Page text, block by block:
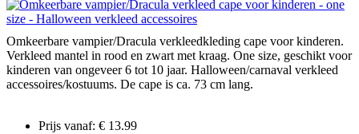
Omkeerbare vampier/Dracula verkleedkleding cape voor kinderen.
Verkleed mantel in rood en zwart met kraag. One size, geschikt voor
kinderen van ongeveer 6 tot 10 jaar. Halloween/carnaval verkleed
accessoires/kostuums. De cape is ca. 73 cm lang.
Prijs vanaf: € 13.99